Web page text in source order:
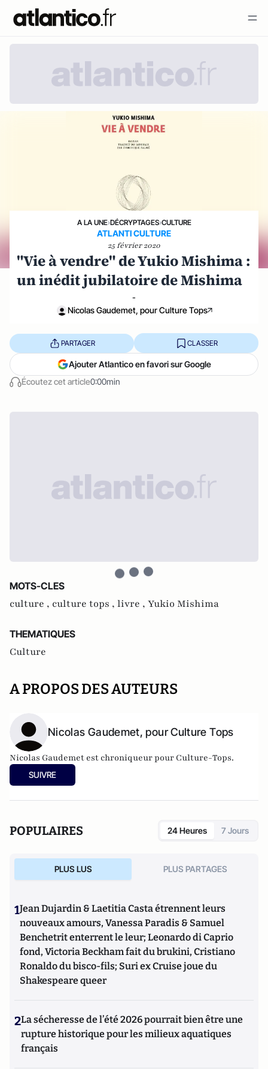
A LA UNE›DÉCRYPTAGES›CULTURE
ATLANTI CULTURE
25 février 2020
"Vie à vendre" de Yukio Mishima :
un inédit jubilatoire de Mishima
-
Nicolas Gaudemet, pour Culture Tops
Écoutez cet article0:00min
PARTAGER CLASSER
Ajouter Atlantico en favori sur Google
MOTS-CLES
culture , culture tops , livre , Yukio Mishima
THEMATIQUES
Culture
A PROPOS DES AUTEURS
Nicolas Gaudemet, pour Culture Tops
Nicolas Gaudemet est chroniqueur pour Culture-Tops.
SUIVRE
POPULAIRES 24 Heures 7 Jours
PLUS LUS PLUS PARTAGES
1Jean Dujardin & Laetitia Casta étrennent leurs
nouveaux amours, Vanessa Paradis & Samuel
Benchetrit enterrent le leur; Leonardo di Caprio
fond, Victoria Beckham fait du brukini, Cristiano
Ronaldo du bisco-fils; Suri ex Cruise joue du
Shakespeare queer
2La sécheresse de l’été 2026 pourrait bien être une
rupture historique pour les milieux aquatiques
français